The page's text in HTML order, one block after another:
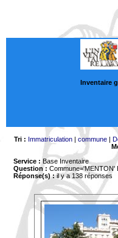
Inventaire
Tri : Immatriculation| commune|
Service : Base Inventaire
Question : Commune='MENTON'
Réponse(s) :il y a 138 réponses